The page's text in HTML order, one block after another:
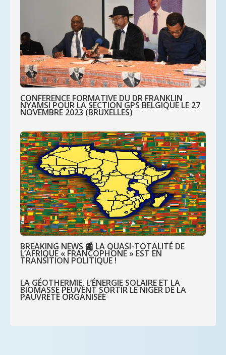
CONFERENCE FORMATIVE DU DR FRANKLIN
NYAMSI POUR LA SECTION GPS BELGIQUE LE 27
NOVEMBRE 2023 (BRUXELLES)
BREAKING NEWS 📰 LA QUASI-TOTALITÉ DE
L’AFRIQUE « FRANCOPHONE » EST EN
TRANSITION POLITIQUE !
LA GÉOTHERMIE, L’ÉNERGIE SOLAIRE ET LA
BIOMASSE PEUVENT SORTIR LE NIGER DE LA
PAUVRETÉ ORGANISÉE